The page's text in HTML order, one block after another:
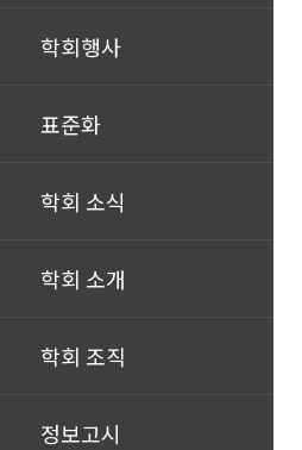
학회행사
표준화
학회 소식
학회 소개
학회 조직
정보고시